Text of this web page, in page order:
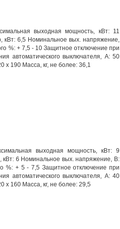
выходная мощность, кВт: 11
6,5 Номинальное вых. напряжение,
%: + 7,5 - 10 Защитное отключение при
автоматического выключателя, А: 50
х 190 Масса, кг, не более: 36,1
выходная мощность, кВт: 9
6 Номинальное вых. напряжение, В:
%: + 5 - 7,5 Защитное отключение при
автоматического выключателя, А: 40
х 160 Масса, кг, не более: 29,5